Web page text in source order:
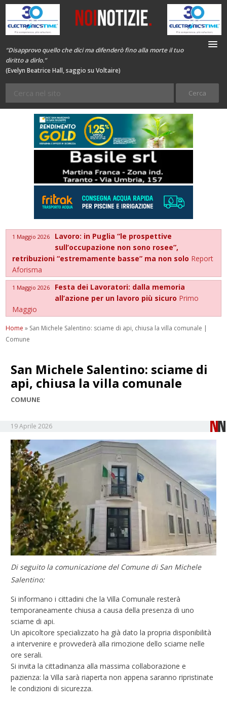
“Disapprovo quello che dici ma difenderò fino alla morte il tuo
diritto a dirlo.”
(Evelyn Beatrice Hall, saggio su Voltaire)
1 Maggio 2026
Lavoro: in Puglia “le prospettive
sull’occupazione non sono rosee”,
retribuzioni “estremamente basse” ma non solo Report
Aforisma
1 Maggio 2026
Festa dei Lavoratori: dalla memoria
all’azione per un lavoro più sicuro Primo
Maggio
Home » San Michele Salentino: sciame di api, chiusa la villa comunale |
Comune
San Michele Salentino: sciame di
api, chiusa la villa comunale
COMUNE
19 Aprile 2026
Di seguito la comunicazione del Comune di San Michele
Salentino:
Si informano i cittadini che la Villa Comunale resterà
temporaneamente chiusa a causa della presenza di uno
sciame di api.
Un apicoltore specializzato ha già dato la propria disponibilità
a intervenire e provvederà alla rimozione dello sciame nelle
ore serali.
Si invita la cittadinanza alla massima collaborazione e
pazienza: la Villa sarà riaperta non appena saranno ripristinate
le condizioni di sicurezza.